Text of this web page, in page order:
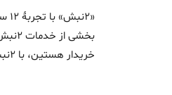
خریدار هستین، با 2نبش در کمترین زمان معامله‌ کنین